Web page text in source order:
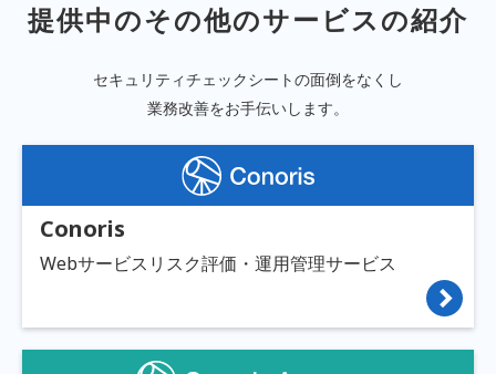
提供中のその他のサービスの紹介
セキュリティチェックシートの面倒をなくし
業務改善をお手伝いします。
Conoris
Webサービスリスク評価・運用管理サービス